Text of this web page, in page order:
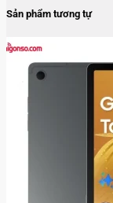
Sản phẩm tương tự